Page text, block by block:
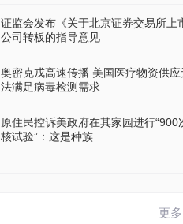
证监会发布《关于北京证券交易所上
公司转板的指导意见
奥密克戎高速传播 美国医疗物资供应
法满足病毒检测需求
原住民控诉美政府在其家园进行“900
核试验”：这是种族
更多